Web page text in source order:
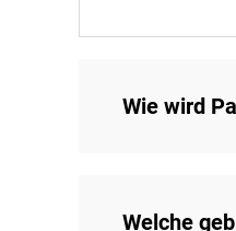
Wie wird
Welche